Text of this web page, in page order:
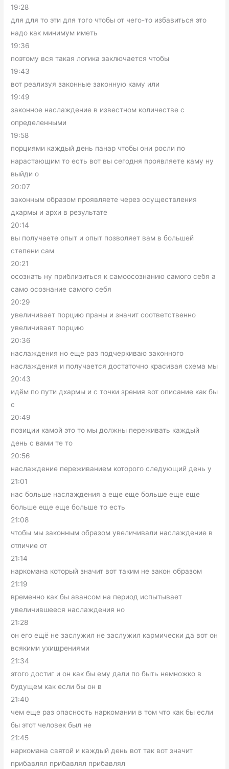
19:28
для для то эти для того чтобы от чего-то избавиться это
надо как минимум иметь
19:36
поэтому вся такая логика заключается чтобы
19:43
вот реализуя законные законную каму или
19:49
законное наслаждение в известном количестве с
определенными
19:58
порциями каждый день панар чтобы они росли по
нарастающим то есть вот вы сегодня проявляете каму ну
выйди о
20:07
законным образом проявляете через осуществления
дхармы и архи в результате
20:14
вы получаете опыт и опыт позволяет вам в большей
степени сам
20:21
осознать ну приблизиться к самоосознанию самого себя а
само осознание самого себя
20:29
увеличивает порцию праны и значит соответственно
увеличивает порцию
20:36
наслаждения но еще раз подчеркиваю законного
наслаждения и получается достаточно красивая схема мы
20:43
идём по пути дхармы и с точки зрения вот описание как бы
с
20:49
позиции камой это то мы должны переживать каждый
день с вами те то
20:56
наслаждение переживанием которого следующий день у
21:01
нас больше наслаждения а еще еще больше еще еще
больше еще еще больше то есть
21:08
чтобы мы законным образом увеличивали наслаждение в
отличие от
21:14
наркомана который значит вот таким не закон образом
21:19
временно как бы авансом на период испытывает
увеличившееся наслаждения но
21:28
он его ещё не заслужил не заслужил кармически да вот он
всякими ухищрениями
21:34
этого достиг и он как бы ему дали по быть немножко в
будущем как если бы он в
21:40
чем еще раз опасность наркомании в том что как бы если
бы этот человек был не
21:45
наркомана святой и каждый день вот так вот значит
прибавлял прибавлял прибавлял